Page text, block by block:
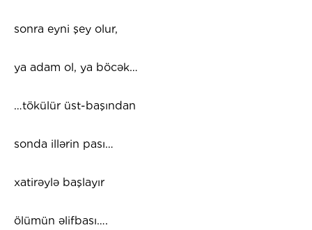
sonra eyni şey olur,
ya adam ol, ya böcək…
…tökülür üst-başından
sonda illərin pası…
xatirəylə başlayır
ölümün əlifbası….